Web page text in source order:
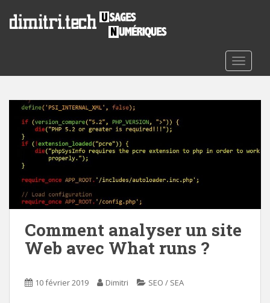
o
Comment analyser un site
Web avec What runs ?
10 février 2019 Dimitri SEO / SEA